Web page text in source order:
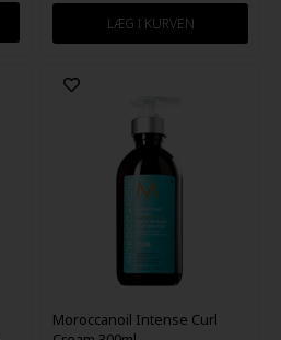
Moroccanoil Intense Curl